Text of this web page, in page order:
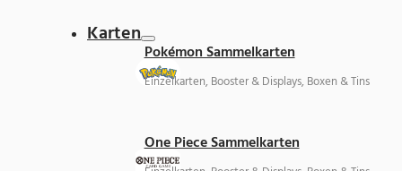
Karten
Pokémon Sammelkarten
Einzelkarten, Booster & Displays, Boxen & Tins
One Piece Sammelkarten